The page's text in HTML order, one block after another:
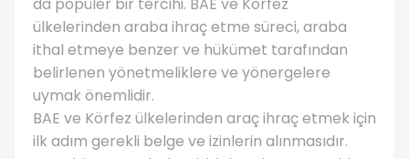
ülkelerinden araba ihraç etme süreci, araba
ithal etmeye benzer ve hükümet tarafından
belirlenen yönetmeliklere ve yönergelere
uymak önemlidir.
BAE ve Körfez ülkelerinden araç ihraç etmek için
ilk adım gerekli belge ve izinlerin alınmasıdır.